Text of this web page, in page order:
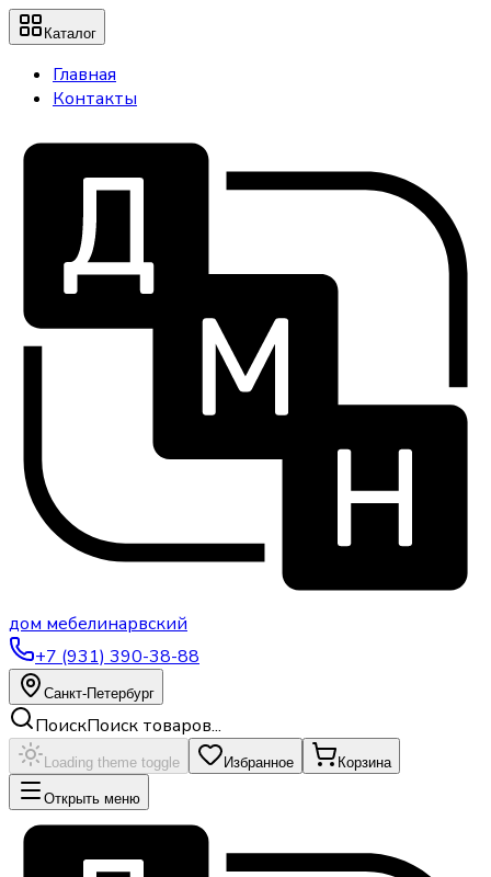
Каталог
Главная
Контакты
дом мебелинарвский
+7 (931) 390-38-88
Санкт-Петербург
ПоискПоиск товаров...
Loading theme toggle Избранное Корзина
Открыть меню